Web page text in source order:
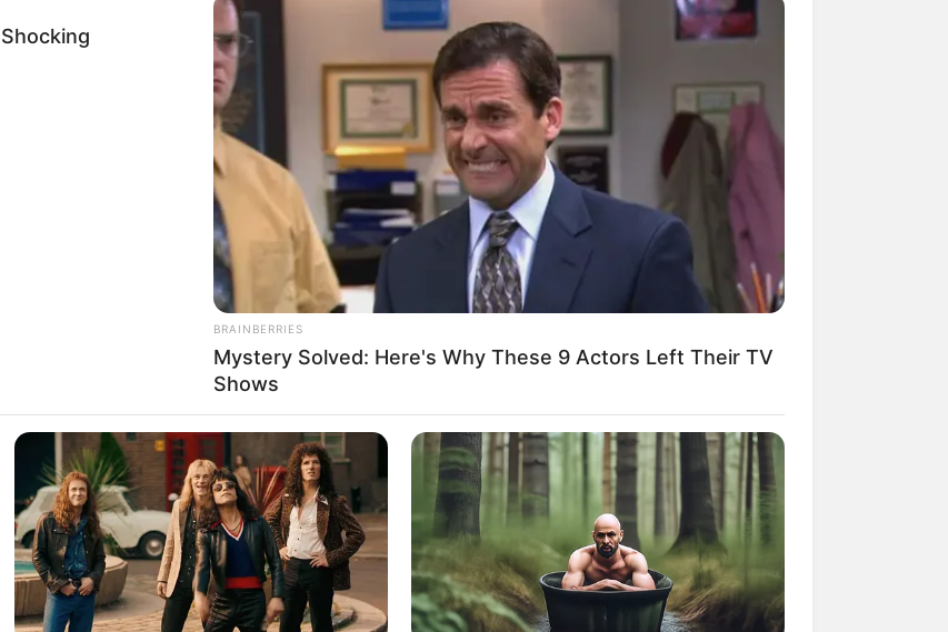
Umur:
Model,Penyanyi
LINE
Edit
yang berasal dari Singaraja, Bali.
Satria Dewa: Gatotkaca (2022). Ia juga
Sodrun Merayu Tuhan(2017-2018).
tanah air. Ia dikenal sebagai aktor berbakat yang
film layar lebar.
berjudulCinta Bersemi di Putih Abu-abu the
untuk berperan sebagai tokoh utama
Bikin Ngakak, 10 Potret
Cosplay Murah Pakai Bahan
Seadanya
Anti Mainstream, 10 Cara
Membawa Barang Belanjaan
Versi Warga Thailand
BRAINBERRIES
Mystery Solved: Here's Why These 9 Actors Left Their TV
Shows